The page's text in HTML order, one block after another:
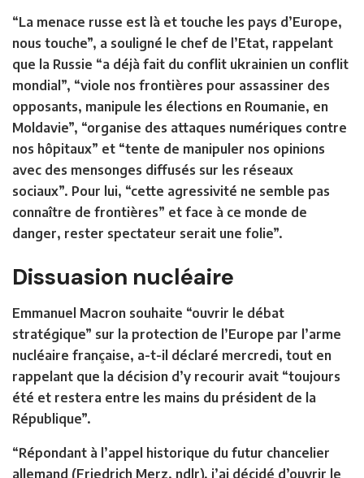
“La menace russe est là et touche les pays d’Europe,
nous touche”, a souligné le chef de l’Etat, rappelant
que la Russie “a déjà fait du conflit ukrainien un conflit
mondial”, “viole nos frontières pour assassiner des
opposants, manipule les élections en Roumanie, en
Moldavie”, “organise des attaques numériques contre
nos hôpitaux” et “tente de manipuler nos opinions
avec des mensonges diffusés sur les réseaux
sociaux”. Pour lui, “cette agressivité ne semble pas
connaître de frontières” et face à ce monde de
danger, rester spectateur serait une folie”.
Dissuasion nucléaire
Emmanuel Macron souhaite “ouvrir le débat
stratégique” sur la protection de l’Europe par l’arme
nucléaire française, a-t-il déclaré mercredi, tout en
rappelant que la décision d’y recourir avait “toujours
été et restera entre les mains du président de la
République”.
“Répondant à l’appel historique du futur chancelier
allemand (Friedrich Merz, ndlr), j’ai décidé d’ouvrir le